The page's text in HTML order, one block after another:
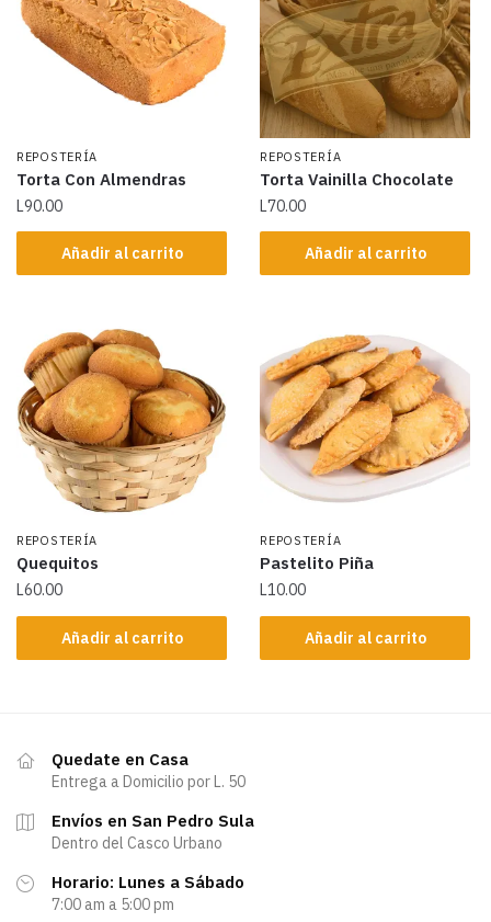
REPOSTERÍA
Torta Con Almendras
L90.00
Añadir al carrito
REPOSTERÍA
Torta Vainilla Chocolate
L70.00
Añadir al carrito
REPOSTERÍA
Quequitos
L60.00
Añadir al carrito
REPOSTERÍA
Pastelito Piña
L10.00
Añadir al carrito
Quedate en Casa
Entrega a Domicilio por L. 50
Envíos en San Pedro Sula
Dentro del Casco Urbano
Horario: Lunes a Sábado
7:00 am a 5:00 pm